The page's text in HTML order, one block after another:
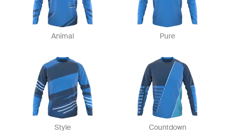
Animal Pure
Style Countdown